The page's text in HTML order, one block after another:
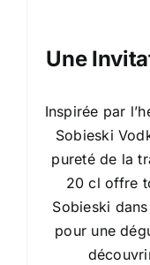
Une
Inspirée par
Sobieski
pureté de la
20 cl offre
Sobieski
pour une